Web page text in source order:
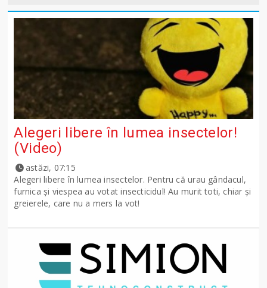
Alegeri libere în lumea insectelor!
(Video)
astăzi, 07:15
Alegeri libere în lumea insectelor. Pentru că urau gândacul,
furnica și viespea au votat insecticidul! Au murit toti, chiar și
greierele, care nu a mers la vot!